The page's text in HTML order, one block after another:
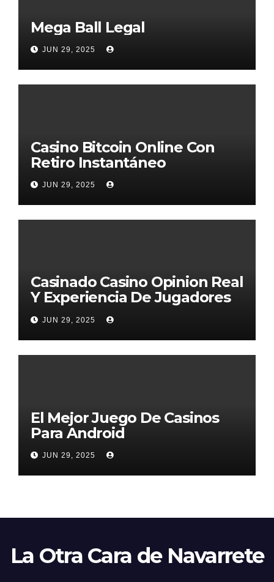
Mega Ball Legal
JUN 29, 2025
Casino Bitcoin Online Con
Retiro Instantáneo
JUN 29, 2025
Casinado Casino Opinion Real
Y Experiencia De Jugadores
2026
JUN 29, 2025
El Mejor Juego De Casinos
Para Android
JUN 29, 2025
La Otra Cara de Navarrete